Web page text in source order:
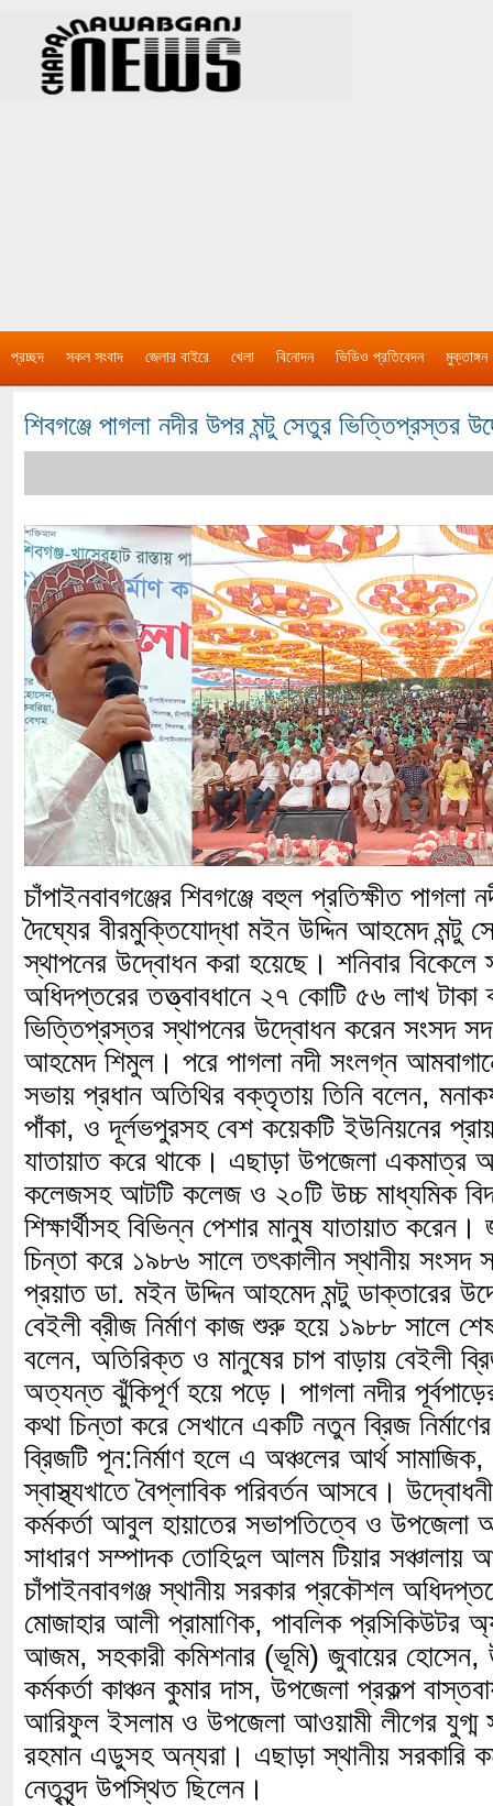
প্রচ্ছদ সকল সংবাদ জেলার বাইরে খেলা বিনোদন ভিডিও প্রতিবেদন মুক্তাঙ্গন
শিবগঞ্জে পাগলা নদীর উপর মন্টু সেতুর ভিত্তিপ্রস্তর
চাঁপাইনবাবগঞ্জের শিবগঞ্জে বহুল প্রতিক্ষীত পাগলা
দৈঘ্যের বীরমুক্তিযোদ্ধা মইন উদ্দিন আহমেদ মন্টু
স্থাপনের উদ্বোধন করা হয়েছে। শনিবার
অধিদপ্তরের তত্ত্বাবধানে ২৭ কোটি ৫৬ লাখ
ভিত্তিপ্রস্তর স্থাপনের উদ্বোধন করেন সংসদ
আহমেদ শিমুল। পরে পাগলা নদী সংলগ্ন
সভায় প্রধান অতিথির বক্তৃতায় তিনি বলেন,
পাঁকা, ও দূর্লভপুরসহ বেশ কয়েকটি ইউনিয়নের
যাতায়াত করে থাকে। এছাড়া উপজেলা একমাত্র
কলেজসহ আটটি কলেজ ও ২০টি উচ্চ মাধ্যমিক
শিক্ষার্থীসহ বিভিন্ন পেশার মানুষ যাতায়াত
চিন্তা করে ১৯৮৬ সালে তৎকালীন স্থানীয় সংসদ
প্রয়াত ডা. মইন উদ্দিন আহমেদ মন্টু ডাক্তারের
বেইলী ব্রীজ নির্মাণ কাজ শুরু হয়ে ১৯৮৮ সালে
বলেন, অতিরিক্ত ও মানুষের চাপ বাড়ায় বেইলী
অত্যন্ত ঝুঁকিপূর্ণ হয়ে পড়ে। পাগলা নদীর
কথা চিন্তা করে সেখানে একটি নতুন ব্রিজ
ব্রিজটি পূন:নির্মাণ হলে এ অঞ্চলের আর্থ
স্বাস্থ্যখাতে বৈপ্লাবিক পরিবর্তন আসবে। উদ্বোধনী
কর্মকর্তা আবুল হায়াতের সভাপতিত্বে ও উপজেলা
সাধারণ সম্পাদক তোহিদুল আলম টিয়ার সঞ্চালায়
চাঁপাইনবাবগঞ্জ স্থানীয় সরকার প্রকৌশল
মোজাহার আলী প্রামাণিক, পাবলিক প্রসিকিউটর
আজম, সহকারী কমিশনার (ভূমি) জুবায়ের হোসেন,
কর্মকর্তা কাঞ্চন কুমার দাস, উপজেলা প্রকল্প
আরিফুল ইসলাম ও উপজেলা আওয়ামী লীগের যুগ্ম
রহমান এডুসহ অন্যরা। এছাড়া স্থানীয় সরকারি
নেতৃবৃন্দ উপস্থিত ছিলেন।